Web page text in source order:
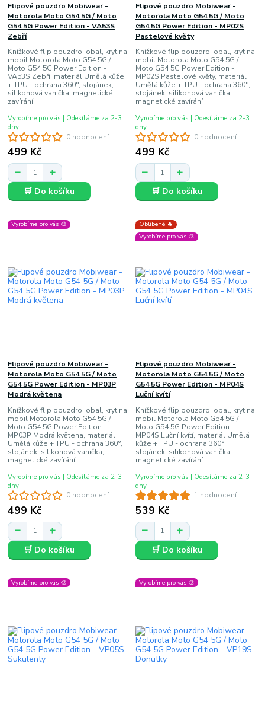
0 hodnocení
Flipové pouzdro Mobiwear -
Motorola Moto G54 5G / Moto
G54 5G Power Edition - VA53S
Zebří
Knížkové flip pouzdro, obal, kryt na
mobil Motorola Moto G54 5G /
Moto G54 5G Power Edition -
VA53S Zebří, materiál Umělá kůže
+ TPU - ochrana 360°, stojánek,
silikonová vanička, magnetické
zavírání
499 Kč
Vyrobíme pro vás | Odesíláme za 2-3
dny
🛒 Do košíku
0 hodnocení
Flipové pouzdro Mobiwear -
Motorola Moto G54 5G / Moto
G54 5G Power Edition - MP02S
Pastelové květy
Knížkové flip pouzdro, obal, kryt na
mobil Motorola Moto G54 5G /
Moto G54 5G Power Edition -
MP02S Pastelové květy, materiál
Umělá kůže + TPU - ochrana 360°,
stojánek, silikonová vanička,
magnetické zavírání
499 Kč
Vyrobíme pro vás | Odesíláme za 2-3
dny
🛒 Do košíku
Vyrobíme pro vás 🎨
0 hodnocení
Flipové pouzdro Mobiwear -
Motorola Moto G54 5G / Moto
G54 5G Power Edition - MP03P
Modrá květena
Knížkové flip pouzdro, obal, kryt na
mobil Motorola Moto G54 5G /
Moto G54 5G Power Edition -
MP03P Modrá květena, materiál
Umělá kůže + TPU - ochrana 360°,
stojánek, silikonová vanička,
magnetické zavírání
499 Kč
Vyrobíme pro vás | Odesíláme za 2-3
dny
🛒 Do košíku
Oblíbené 🔥
Vyrobíme pro vás 🎨
1 hodnocení
Flipové pouzdro Mobiwear -
Motorola Moto G54 5G / Moto
G54 5G Power Edition - MP04S
Luční kvítí
Knížkové flip pouzdro, obal, kryt na
mobil Motorola Moto G54 5G /
Moto G54 5G Power Edition -
MP04S Luční kvítí, materiál Umělá
kůže + TPU - ochrana 360°,
stojánek, silikonová vanička,
magnetické zavírání
539 Kč
Vyrobíme pro vás | Odesíláme za 2-3
dny
🛒 Do košíku
Vyrobíme pro vás 🎨 Vyrobíme pro vás 🎨